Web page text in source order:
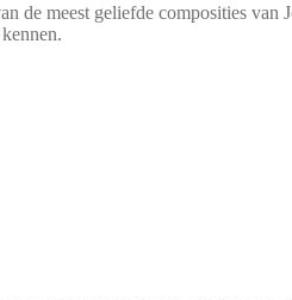
de meest geliefde composities